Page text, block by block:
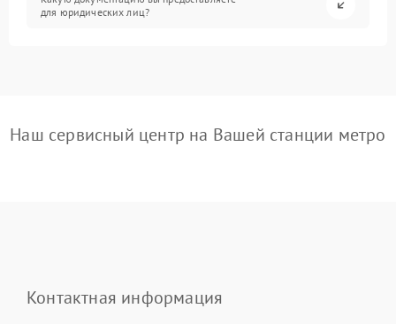
для юридических лиц?
Наш сервисный центр на Вашей станции метро
Контактная информация